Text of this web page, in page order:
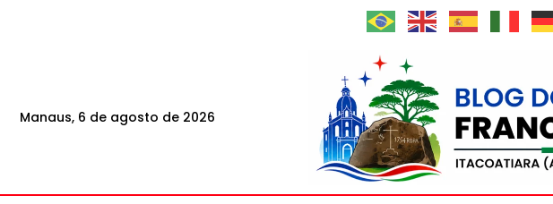
Manaus, 6 de agosto de 2026